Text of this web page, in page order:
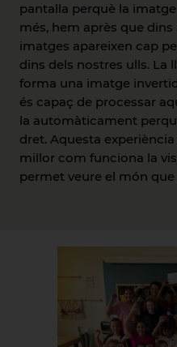
pantalla perquè la
més, hem après que
imatges apareixen cap
dins dels nostres ulls. La
forma una imatge
és capaç de processar
la automàticament
dret. Aquesta
millor com funciona la
permet veure el món que